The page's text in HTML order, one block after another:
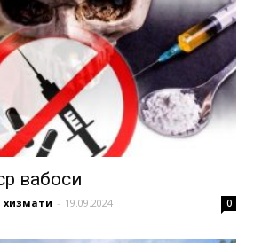
вабоси
хизмати - 19.09.2024 0